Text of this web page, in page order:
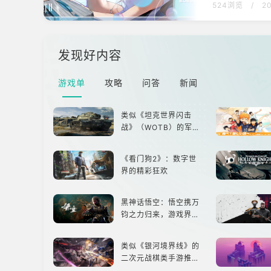
近距离交流，
航！《棕色
524浏览 /
发现好内容
游戏单 攻略 问答 新闻
类似《坦克世界闪击
战》（WOTB）的军事
《看门狗2》：数字世
界的精彩狂欢
黑神话悟空：悟空携万
钧之力归来，游戏界的
类似《银河境界线》的
二次元战棋类手游推